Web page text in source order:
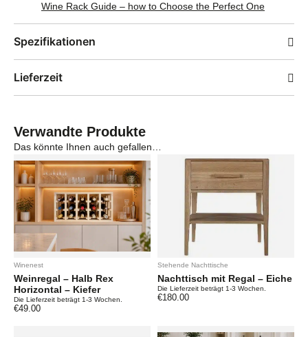
Wine Rack Guide – how to Choose the Perfect One
Spezifikationen
Lieferzeit
Verwandte Produkte
Das könnte Ihnen auch gefallen…
Winenest
Weinregal – Halb Rex
Horizontal – Kiefer
Die Lieferzeit beträgt 1-3 Wochen.
€49.00
Stehende Nachttische
Nachttisch mit Regal – Eiche
Die Lieferzeit beträgt 1-3 Wochen.
€180.00